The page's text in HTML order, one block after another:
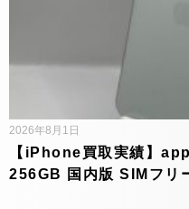
【iPhone買取実績】
256GB 国内版 SIMフリ
2026年8月1日